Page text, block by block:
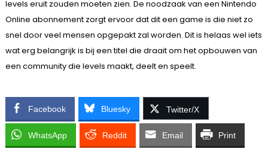
levels eruit zouden moeten zien. De noodzaak van een Nintendo
Online abonnement zorgt ervoor dat dit een game is die niet zo
snel door veel mensen opgepakt zal worden. Dit is helaas wel iets
wat erg belangrijk is bij een titel die draait om het opbouwen van
een community die levels maakt, deelt en speelt.
Facebook Bluesky Twitter/X
WhatsApp Reddit Email Print